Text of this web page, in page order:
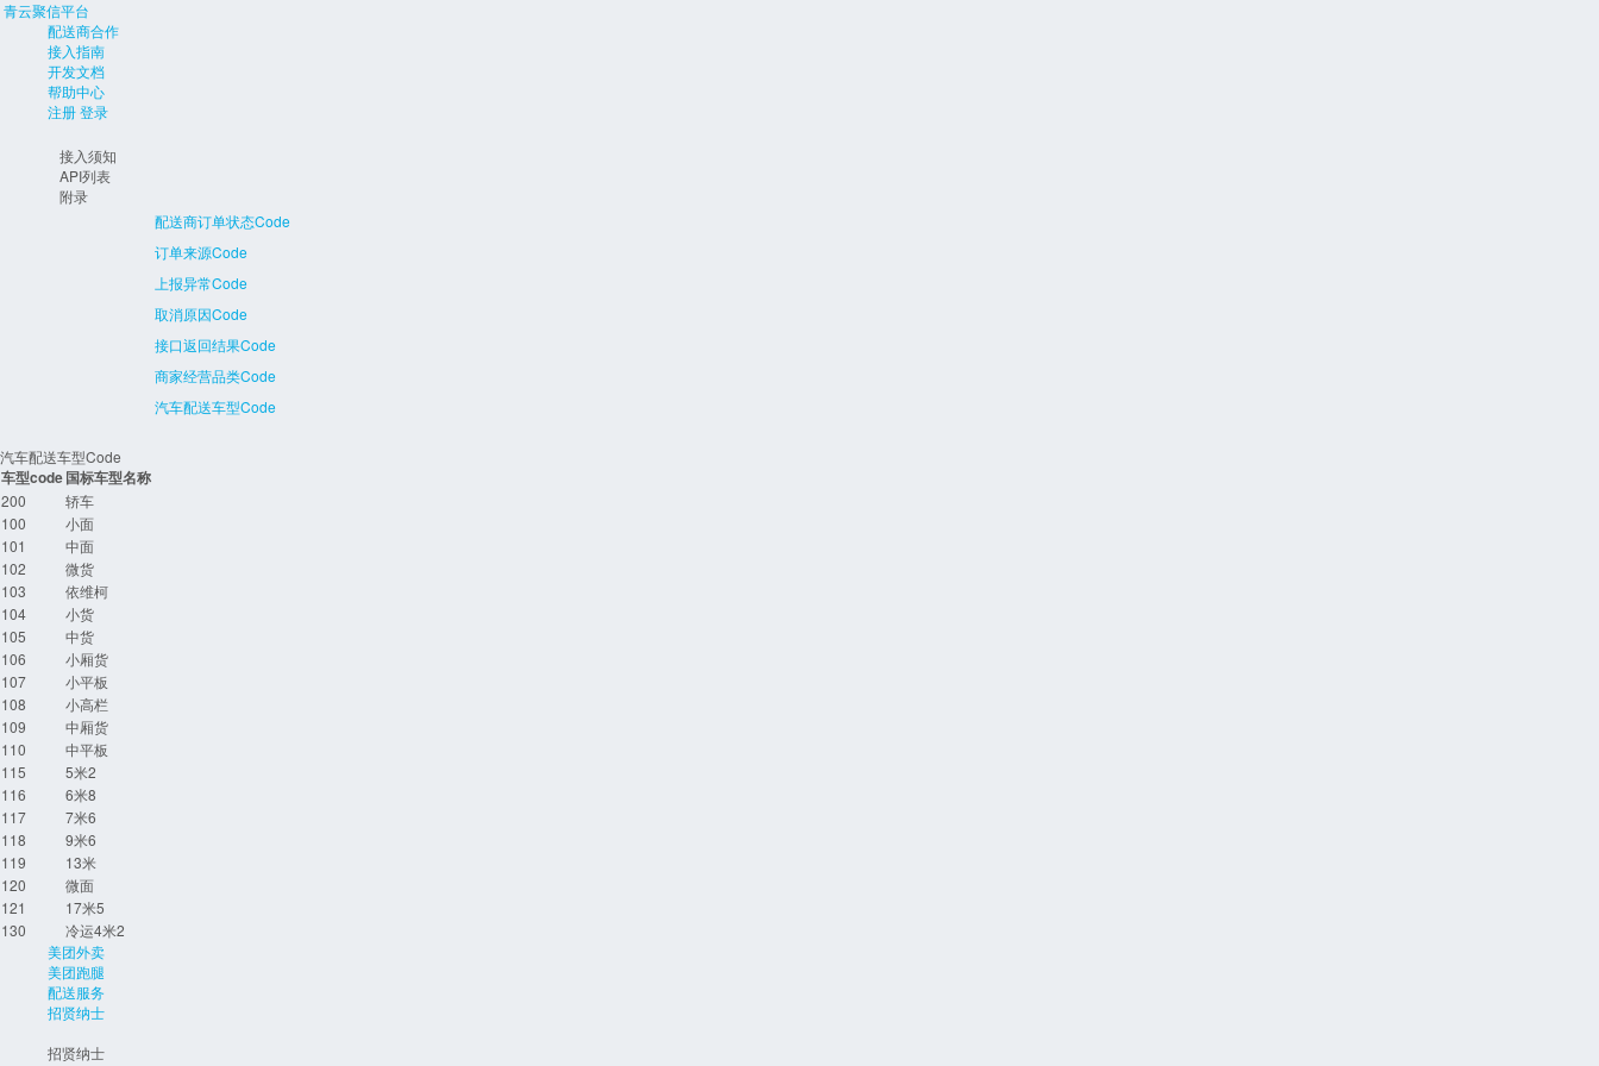
青云聚信平台
配送商合作
接入指南
开发文档
帮助中心
注册登录
接入须知
API列表
附录
配送商订单状态Code
订单来源Code
上报异常Code
取消原因Code
接口返回结果Code
商家经营品类Code
汽车配送车型Code
汽车配送车型Code
车型code国标车型名称
200
轿车
100
小面
101
中面
102
微货
103
依维柯
104
小货
105
中货
106
小厢货
107
小平板
108
小高栏
109
中厢货
110
中平板
115
5米2
116
6米8
117
7米6
118
9米6
119
13米
120
微面
121
17米5
130
冷运4米2
美团外卖
美团跑腿
配送服务
招贤纳士
招贤纳士